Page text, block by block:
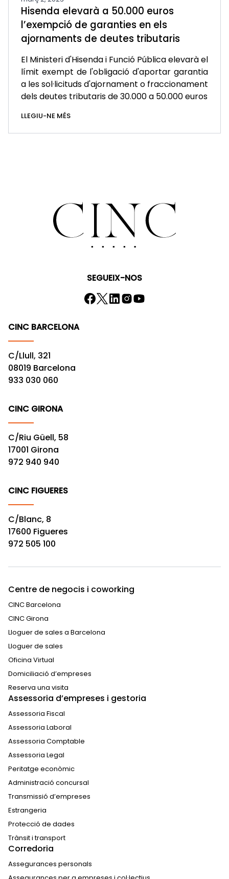
Hisenda elevarà a 50.000 euros
l’exempció de garanties en els
ajornaments de deutes tributaris
El Ministeri d'Hisenda i Funció Pública elevarà el
límit exempt de l'obligació d'aportar garantia
a les sol·licituds d'ajornament o fraccionament
dels deutes tributaris de 30.000 a 50.000 euros
LLEGIU-NE MÉS
SEGUEIX-NOS
CINC BARCELONA
C/Llull, 321
08019 Barcelona
933 030 060
CINC GIRONA
C/Riu Güell, 58
17001 Girona
972 940 940
CINC FIGUERES
C/Blanc, 8
17600 Figueres
972 505 100
Centre de negocis i coworking
CINC Barcelona
CINC Girona
Lloguer de sales a Barcelona
Lloguer de sales
Oficina Virtual
Domiciliació d’empreses
Reserva una visita
Assessoria d’empreses i gestoria
Assessoria Fiscal
Assessoria Laboral
Assessoria Comptable
Assessoria Legal
Peritatge econòmic
Administració concursal
Transmissió d’empreses
Estrangeria
Protecció de dades
Trànsit i transport
Corredoria
Assegurances personals